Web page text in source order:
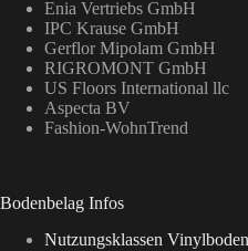
Enia Vertriebs GmbH
IPC Krause GmbH
Gerflor Mipolam GmbH
RIGROMONT GmbH
US Floors International llc
Aspecta BV
Fashion-WohnTrend
Bodenbelag Infos
Nutzungsklassen Vinylboden